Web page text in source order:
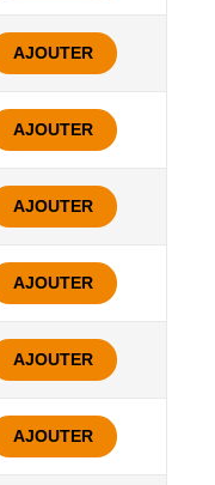
AJOUTER
AJOUTER
AJOUTER
AJOUTER
AJOUTER
AJOUTER